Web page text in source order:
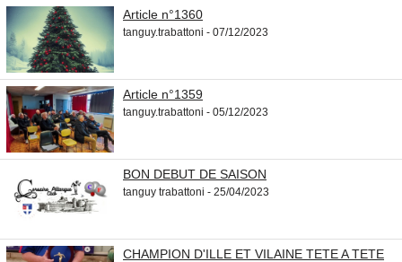
Article n°1360
tanguy.trabattoni - 07/12/2023
Article n°1359
tanguy.trabattoni - 05/12/2023
BON DEBUT DE SAISON
tanguy trabattoni - 25/04/2023
CHAMPION D'ILLE ET VILAINE TETE A TETE